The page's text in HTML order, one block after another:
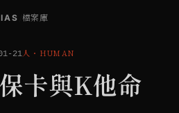
檔案庫
21人 ・ HUMAN
卡與K他命